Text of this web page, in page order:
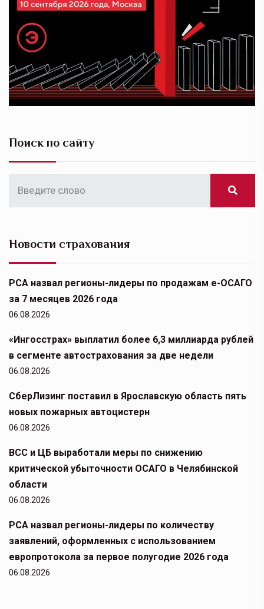
Поиск по сайту
Новости страхования
РСА назвал регионы-лидеры по продажам е-ОСАГО
за 7 месяцев 2026 года
06.08.2026
«Ингосстрах» выплатил более 6,3 миллиарда рублей
в сегменте автострахования за две недели
06.08.2026
СберЛизинг поставил в Ярославскую область пять
новых пожарных автоцистерн
06.08.2026
ВСС и ЦБ выработали меры по снижению
критической убыточности ОСАГО в Челябинской
области
06.08.2026
РСА назвал регионы-лидеры по количеству
заявлений, оформленных с использованием
европротокола за первое полугодие 2026 года
06.08.2026